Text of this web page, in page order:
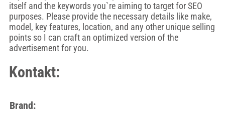
itself and the keywords you`re aiming to target for SEO
purposes. Please provide the necessary details like make,
model, key features, location, and any other unique selling
points so I can craft an optimized version of the
advertisement for you.
Kontakt:
Brand: